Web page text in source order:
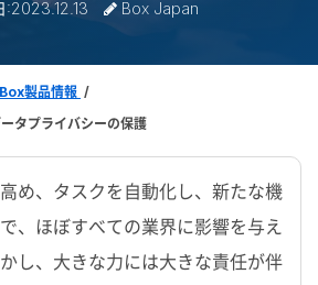
:2023.12.13 Box Japan
製品情報
タプライバシーの保護
め、タスクを自動化し、新たな機
、ほぼすべての業界に影響を与え
し、大きな力には大きな責任が伴